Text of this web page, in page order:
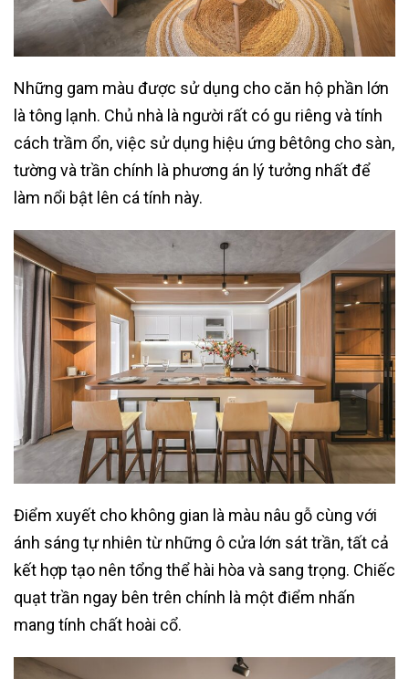
Những gam màu được sử dụng cho căn hộ phần lớn
là tông lạnh. Chủ nhà là người rất có gu riêng và tính
cách trầm ổn, việc sử dụng hiệu ứng bêtông cho sàn,
tường và trần chính là phương án lý tưởng nhất để
làm nổi bật lên cá tính này.
Điểm xuyết cho không gian là màu nâu gỗ cùng với
ánh sáng tự nhiên từ những ô cửa lớn sát trần, tất cả
kết hợp tạo nên tổng thể hài hòa và sang trọng. Chiếc
quạt trần ngay bên trên chính là một điểm nhấn
mang tính chất hoài cổ.